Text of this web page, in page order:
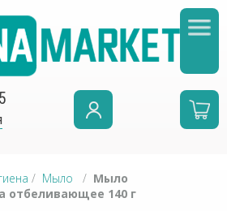
/ Мыло / Мыло
отбеливающее 140 г